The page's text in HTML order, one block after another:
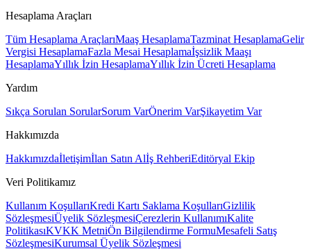
Hesaplama Araçları
Tüm Hesaplama AraçlarıMaaş HesaplamaTazminat HesaplamaGelir
Vergisi HesaplamaFazla Mesai Hesaplamaİşsizlik Maaşı
HesaplamaYıllık İzin HesaplamaYıllık İzin Ücreti Hesaplama
Yardım
Sıkça Sorulan SorularSorum VarÖnerim VarŞikayetim Var
Hakkımızda
Hakkımızdaİletişimİlan Satın Alİş RehberiEditöryal Ekip
Veri Politikamız
Kullanım KoşullarıKredi Kartı Saklama KoşullarıGizlilik
SözleşmesiÜyelik SözleşmesiÇerezlerin KullanımıKalite
PolitikasıKVKK MetniÖn Bilgilendirme FormuMesafeli Satış
SözleşmesiKurumsal Üyelik Sözleşmesi